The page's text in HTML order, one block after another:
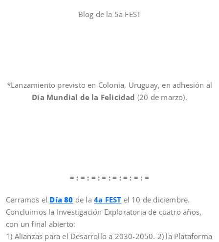
Blog de la 5a FEST
*Lanzamiento previsto en Colonia, Uruguay, en adhesión al
Día Mundial de la Felicidad (20 de marzo).
= : = : = : = : = : = : = : =
Cerramos el Día 80 de la 4a FEST el 10 de diciembre.
Concluimos la Investigación Exploratoria de cuatro años,
con un final abierto:
1) Alianzas para el Desarrollo a 2030-2050. 2) la Plataforma